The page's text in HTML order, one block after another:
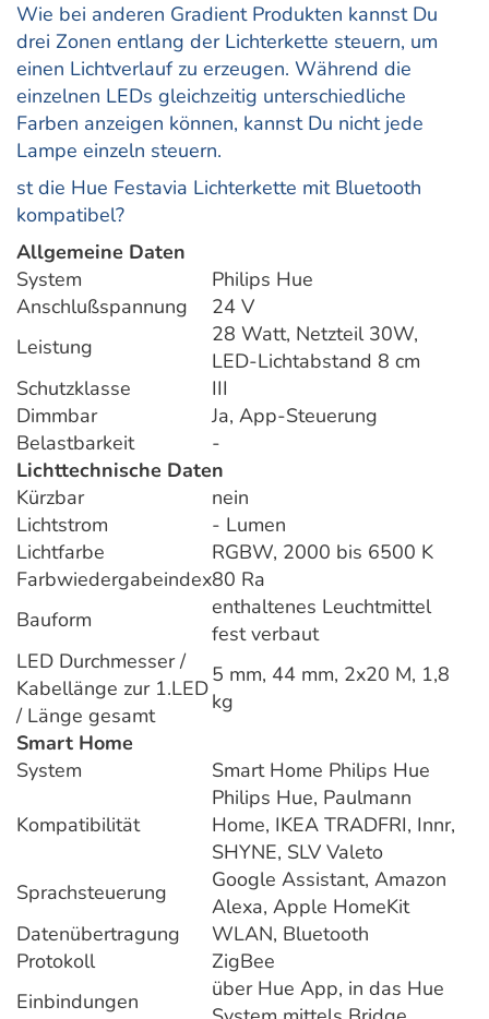
Wie bei anderen Gradient Produkten kannst Du
drei Zonen entlang der Lichterkette steuern, um
einen Lichtverlauf zu erzeugen. Während die
einzelnen LEDs gleichzeitig unterschiedliche
Farben anzeigen können, kannst Du nicht jede
Lampe einzeln steuern.
st die Hue Festavia Lichterkette mit Bluetooth
kompatibel?
Allgemeine Daten
System
Philips Hue
Anschlußspannung
24 V
Leistung
28 Watt, Netzteil 30W,
LED-Lichtabstand 8 cm
Schutzklasse
III
Dimmbar
Ja, App-Steuerung
Belastbarkeit
-
Lichttechnische Daten
Kürzbar
nein
Lichtstrom
- Lumen
Lichtfarbe
RGBW, 2000 bis 6500 K
Farbwiedergabeindex80 Ra
Bauform
enthaltenes Leuchtmittel
fest verbaut
LED Durchmesser /
Kabellänge zur 1.LED
/ Länge gesamt
5 mm, 44 mm, 2x20 M, 1,8
kg
Smart Home
System
Smart Home Philips Hue
Kompatibilität
Philips Hue, Paulmann
Home, IKEA TRADFRI, Innr,
SHYNE, SLV Valeto
Sprachsteuerung
Google Assistant, Amazon
Alexa, Apple HomeKit
Datenübertragung
WLAN, Bluetooth
Protokoll
ZigBee
Einbindungen
über Hue App, in das Hue